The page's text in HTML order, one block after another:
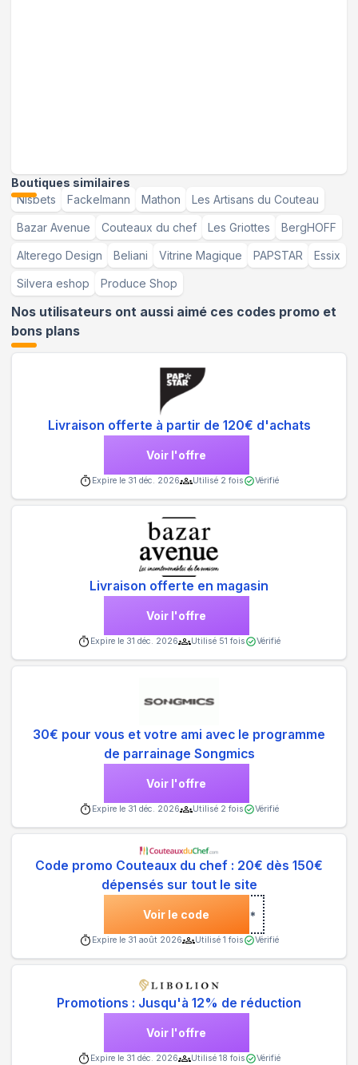
Boutiques similaires
Nisbets
Fackelmann Mathon Les Artisans du Couteau
Bazar Avenue Couteaux du chef Les Griottes BergHOFF
Alterego Design Beliani Vitrine Magique PAPSTAR Essix
Silvera eshop Produce Shop
Nos utilisateurs ont aussi aimé ces codes promo et
bons plans
Livraison offerte à partir de 120€ d'achats
Voir l'offre
Expire le 31 déc. 2026 Utilisé 2 fois Vérifié
Livraison offerte en magasin
Voir l'offre
Expire le 31 déc. 2026 Utilisé 51 fois Vérifié
30€ pour vous et votre ami avec le programme
de parrainage Songmics
Voir l'offre
Expire le 31 déc. 2026 Utilisé 2 fois Vérifié
Code promo Couteaux du chef : 20€ dès 150€
dépensés sur tout le site
Voir le code ***
Expire le 31 août 2026 Utilisé 1 fois Vérifié
Promotions : Jusqu'à 12% de réduction
Voir l'offre
Expire le 31 déc. 2026 Utilisé 18 fois Vérifié